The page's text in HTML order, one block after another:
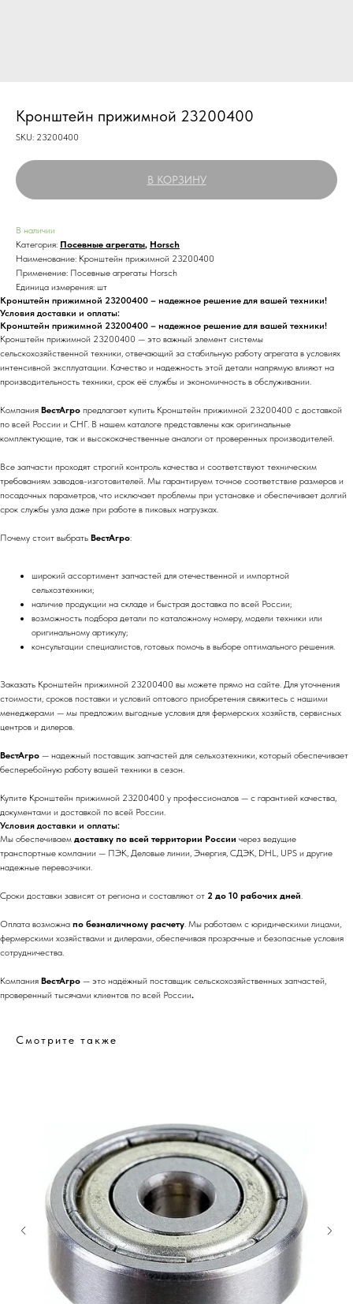
Кронштейн прижимной 23200400
SKU: 23200400
В КОРЗИНУ
В наличии
Категория: Посевные агрегаты, Horsch
Наименование: Кронштейн прижимной 23200400
Применение: Посевные агрегаты Horsch
Единица измерения: шт
Кронштейн прижимной 23200400 – надежное решение для вашей техники!
Условия доставки и оплаты:
Кронштейн прижимной 23200400 – надежное решение для вашей техники!
Кронштейн прижимной 23200400 — это важный элемент системы
сельскохозяйственной техники, отвечающий за стабильную работу агрегата в условиях
интенсивной эксплуатации. Качество и надежность этой детали напрямую влияют на
производительность техники, срок её службы и экономичность в обслуживании.
Компания ВестАгро предлагает купить Кронштейн прижимной 23200400 с доставкой
по всей России и СНГ. В нашем каталоге представлены как оригинальные
комплектующие, так и высококачественные аналоги от проверенных производителей.
Все запчасти проходят строгий контроль качества и соответствуют техническим
требованиям заводов-изготовителей. Мы гарантируем точное соответствие размеров и
посадочных параметров, что исключает проблемы при установке и обеспечивает долгий
срок службы узла даже при работе в пиковых нагрузках.
Почему стоит выбрать ВестАгро:
широкий ассортимент запчастей для отечественной и импортной
сельхозтехники;
наличие продукции на складе и быстрая доставка по всей России;
возможность подбора детали по каталожному номеру, модели техники или
оригинальному артикулу;
консультации специалистов, готовых помочь в выборе оптимального решения.
Заказать Кронштейн прижимной 23200400 вы можете прямо на сайте. Для уточнения
стоимости, сроков поставки и условий оптового приобретения свяжитесь с нашими
менеджерами — мы предложим выгодные условия для фермерских хозяйств, сервисных
центров и дилеров.
ВестАгро — надежный поставщик запчастей для сельхозтехники, который обеспечивает
бесперебойную работу вашей техники в сезон.
Купите Кронштейн прижимной 23200400 у профессионалов — с гарантией качества,
документами и доставкой по всей России.
Условия доставки и оплаты:
Мы обеспечиваем доставку по всей территории России через ведущие
транспортные компании — ПЭК, Деловые линии, Энергия, СДЭК, DHL, UPS и другие
надежные перевозчики.
Сроки доставки зависят от региона и составляют от 2 до 10 рабочих дней.
Оплата возможна по безналичному расчету. Мы работаем с юридическими лицами,
фермерскими хозяйствами и дилерами, обеспечивая прозрачные и безопасные условия
сотрудничества.
Компания ВестАгро — это надёжный поставщик сельскохозяйственных запчастей,
проверенный тысячами клиентов по всей России.
Смотрите также